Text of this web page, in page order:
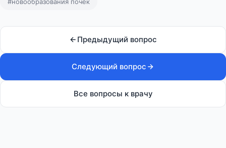
Предыдущий вопрос
Следующий вопрос
Все вопросы к врачу